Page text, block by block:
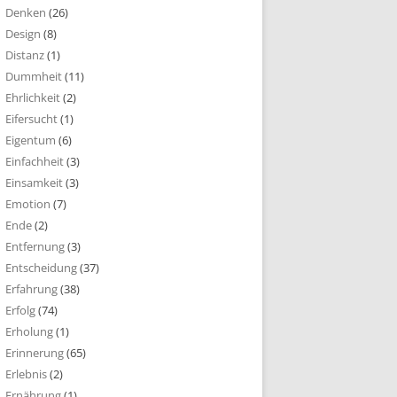
Denken (26)
Design (8)
Distanz(1)
Dummheit(11)
Ehrlichkeit(2)
Eifersucht(1)
Eigentum (6)
Einfachheit(3)
Einsamkeit(3)
Emotion (7)
Ende(2)
Entfernung(3)
Entscheidung(37)
Erfahrung(38)
Erfolg(74)
Erholung(1)
Erinnerung(65)
Erlebnis(2)